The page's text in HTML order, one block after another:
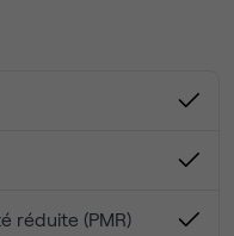
réduite (PMR)